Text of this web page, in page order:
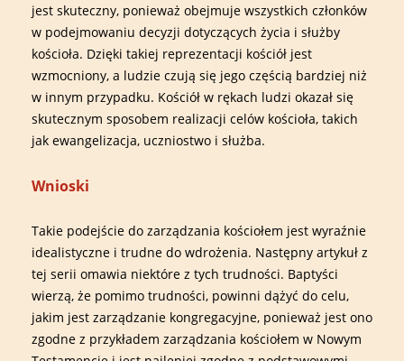
jest skuteczny, ponieważ obejmuje wszystkich członków
w podejmowaniu decyzji dotyczących życia i służby
kościoła. Dzięki takiej reprezentacji kościół jest
wzmocniony, a ludzie czują się jego częścią bardziej niż
w innym przypadku. Kościół w rękach ludzi okazał się
skutecznym sposobem realizacji celów kościoła, takich
jak ewangelizacja, uczniostwo i służba.
Wnioski
Takie podejście do zarządzania kościołem jest wyraźnie
idealistyczne i trudne do wdrożenia. Następny artykuł z
tej serii omawia niektóre z tych trudności. Baptyści
wierzą, że pomimo trudności, powinni dążyć do celu,
jakim jest zarządzanie kongregacyjne, ponieważ jest ono
zgodne z przykładem zarządzania kościołem w Nowym